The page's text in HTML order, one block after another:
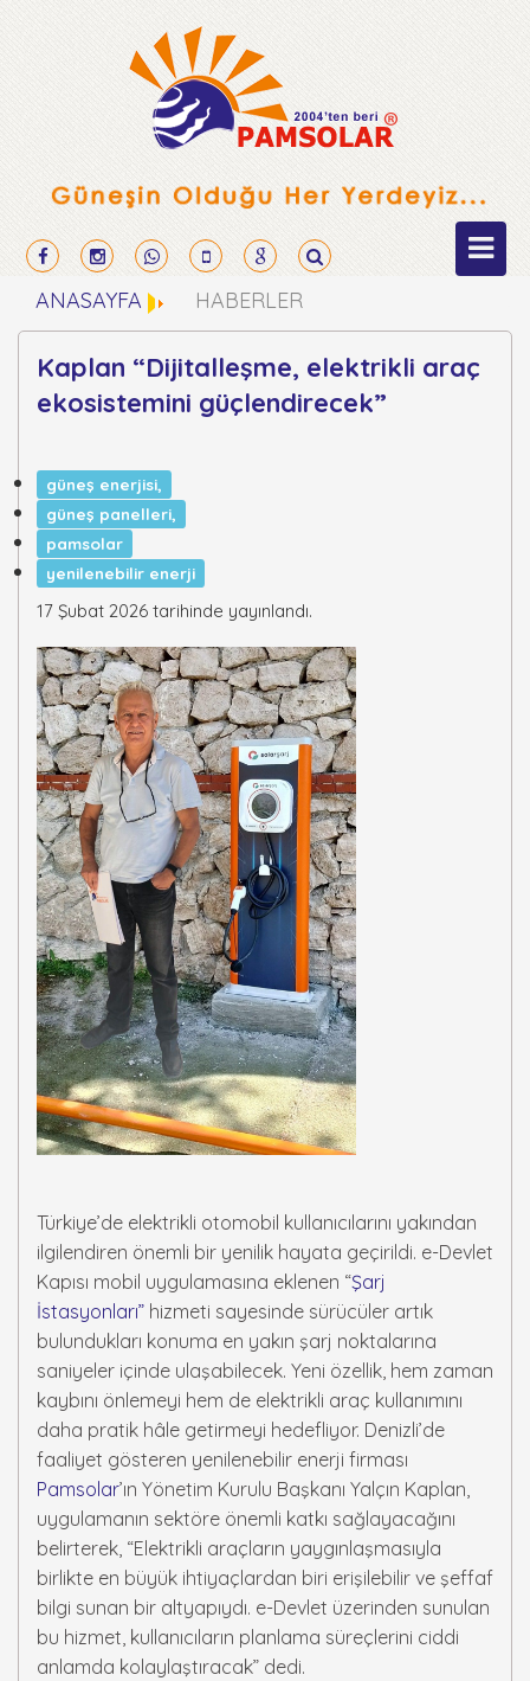
ANASAYFA HABERLER
Kaplan “Dijitalleşme, elektrikli araç
ekosistemini güçlendirecek”
güneş enerjisi,
güneş panelleri,
pamsolar
yenilenebilir enerji
17 Şubat 2026 tarihinde yayınlandı.
Türkiye’de elektrikli otomobil kullanıcılarını yakından
ilgilendiren önemli bir yenilik hayata geçirildi. e-Devlet
Kapısı mobil uygulamasına eklenen “Şarj
İstasyonları” hizmeti sayesinde sürücüler artık
bulundukları konuma en yakın şarj noktalarına
saniyeler içinde ulaşabilecek. Yeni özellik, hem zaman
kaybını önlemeyi hem de elektrikli araç kullanımını
daha pratik hâle getirmeyi hedefliyor. Denizli’de
faaliyet gösteren yenilenebilir enerji firması
Pamsolar’ın Yönetim Kurulu Başkanı Yalçın Kaplan,
uygulamanın sektöre önemli katkı sağlayacağını
belirterek, “Elektrikli araçların yaygınlaşmasıyla
birlikte en büyük ihtiyaçlardan biri erişilebilir ve şeffaf
bilgi sunan bir altyapıydı. e-Devlet üzerinden sunulan
bu hizmet, kullanıcıların planlama süreçlerini ciddi
anlamda kolaylaştıracak” dedi.